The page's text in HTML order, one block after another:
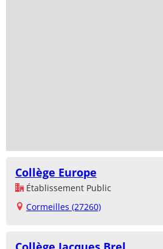
Collège Europe
Établissement Public
Cormeilles (27260)